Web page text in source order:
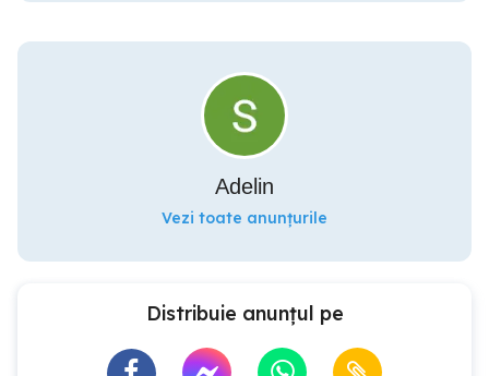
Adelin
Vezi toate anunțurile
Distribuie anunțul pe